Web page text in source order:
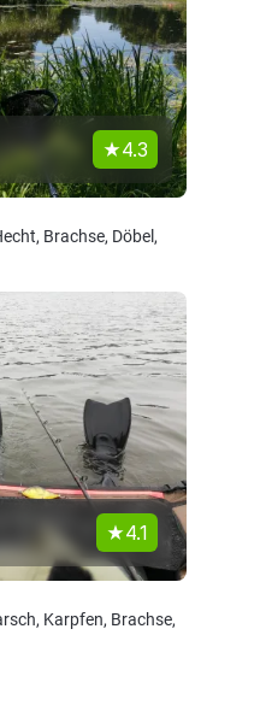
4.3
Brachse, Döbel,
4.1
Karpfen, Brachse,